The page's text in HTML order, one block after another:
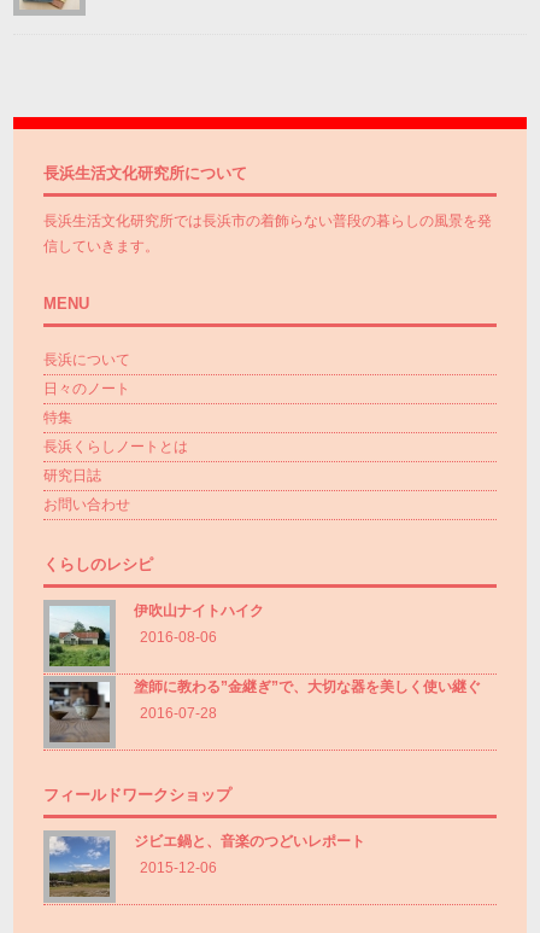
長浜生活文化研究所について
長浜生活文化研究所では長浜市の着飾らない普段の暮らしの風景を発
信していきます。
MENU
長浜について
日々のノート
特集
長浜くらしノートとは
研究日誌
お問い合わせ
くらしのレシピ
伊吹山ナイトハイク
2016-08-06
塗師に教わる”金継ぎ”で、大切な器を美しく使い継ぐ
2016-07-28
フィールドワークショップ
ジビエ鍋と、音楽のつどいレポート
2015-12-06